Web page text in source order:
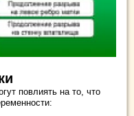
повлиять на то, что